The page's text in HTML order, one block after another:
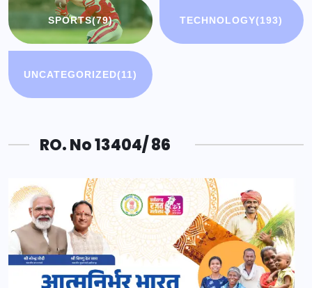
SPORTS(79) TECHNOLOGY(193)
UNCATEGORIZED(11)
RO. No 13404/ 86